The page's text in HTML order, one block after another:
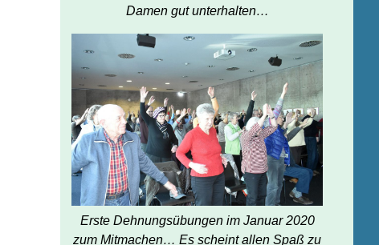
Damen gut unterhalten…
Erste Dehnungsübungen im Januar 2020
zum Mitmachen… Es scheint allen Spaß zu